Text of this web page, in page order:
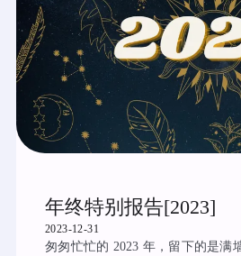
年终特别报告[2023]
2023-12-31
匆匆忙忙的 2023 年，留下的是满